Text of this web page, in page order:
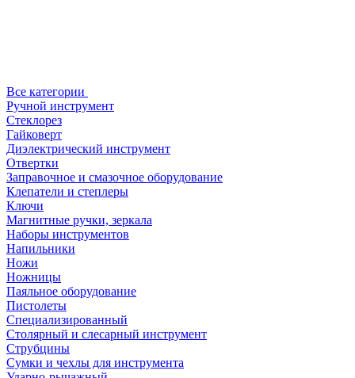
Все категории
Ручной инструмент
Стеклорез
Гайковерт
Диэлектрический инструмент
Отвертки
Заправочное и смазочное оборудование
Клепатели и степлеры
Ключи
Магнитные ручки, зеркала
Наборы инструментов
Напильники
Ножи
Ножницы
Паяльное оборудование
Пистолеты
Специализированный
Столярный и слесарный инструмент
Струбцины
Сумки и чехлы для инструмента